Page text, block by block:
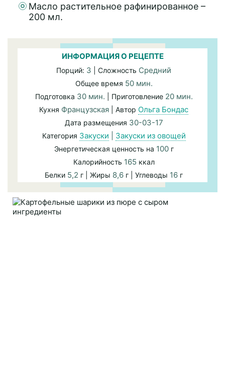
Масло растительное рафинированное –
200 мл.
ИНФОРМАЦИЯ О РЕЦЕПТЕ
Порций: 3 | Сложность Средний
Общее время 50 мин.
Подготовка 30 мин. | Приготовление 20 мин.
Кухня Французская | Автор Ольга Бондас
Дата размещения 30-03-17
Категория Закуски Закуски из овощей
Энергетическая ценность на 100г
Калорийность 165 ккал
Белки 5,2 г | Жиры 8,6 г | Углеводы 16 г